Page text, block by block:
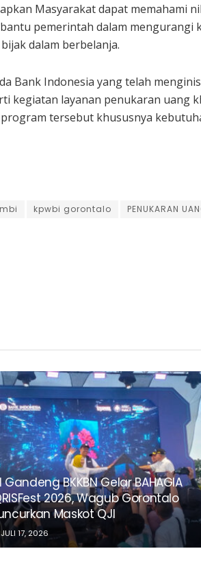
Masyarakat dapat memahami
pemerintah dalam mengurangi
dalam berbelanja.
Bank Indonesia yang telah
kegiatan layanan penukaran uang
tersebut khususnya
kpwbi gorontalo PENUKARAN
Gandeng BKKBN Gelar BAHAGIA
2026, Wagub Gorontalo
Maskot QJI
17, 2026